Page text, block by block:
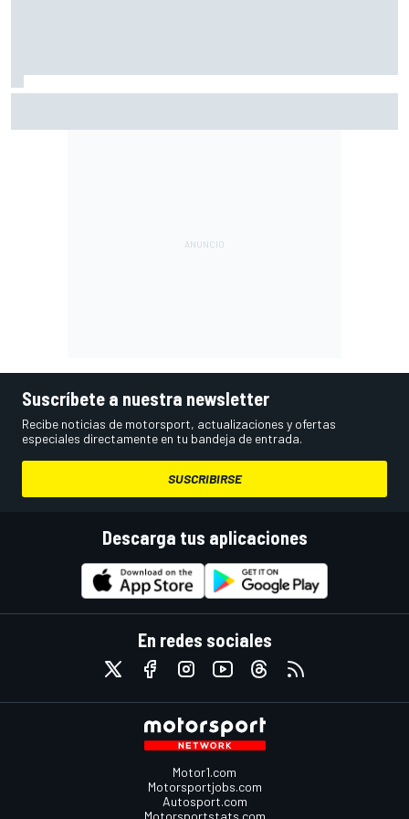
Suscríbete a nuestra newsletter
Recibe noticias de motorsport, actualizaciones y ofertas
especiales directamente en tu bandeja de entrada.
SUSCRIBIRSE
Descarga tus aplicaciones
En redes sociales
Motor1.com
Motorsportjobs.com
Autosport.com